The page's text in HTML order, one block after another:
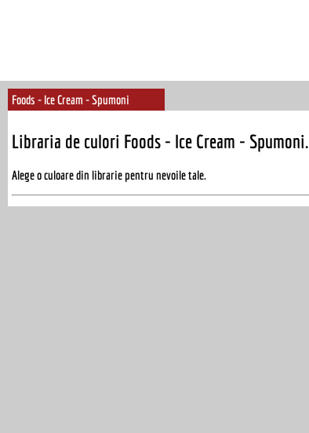
Foods - Ice Cream - Spumoni
Libraria de culori Foods - Ice Cream - Spumoni.
Alege o culoare din librarie pentru nevoile tale.